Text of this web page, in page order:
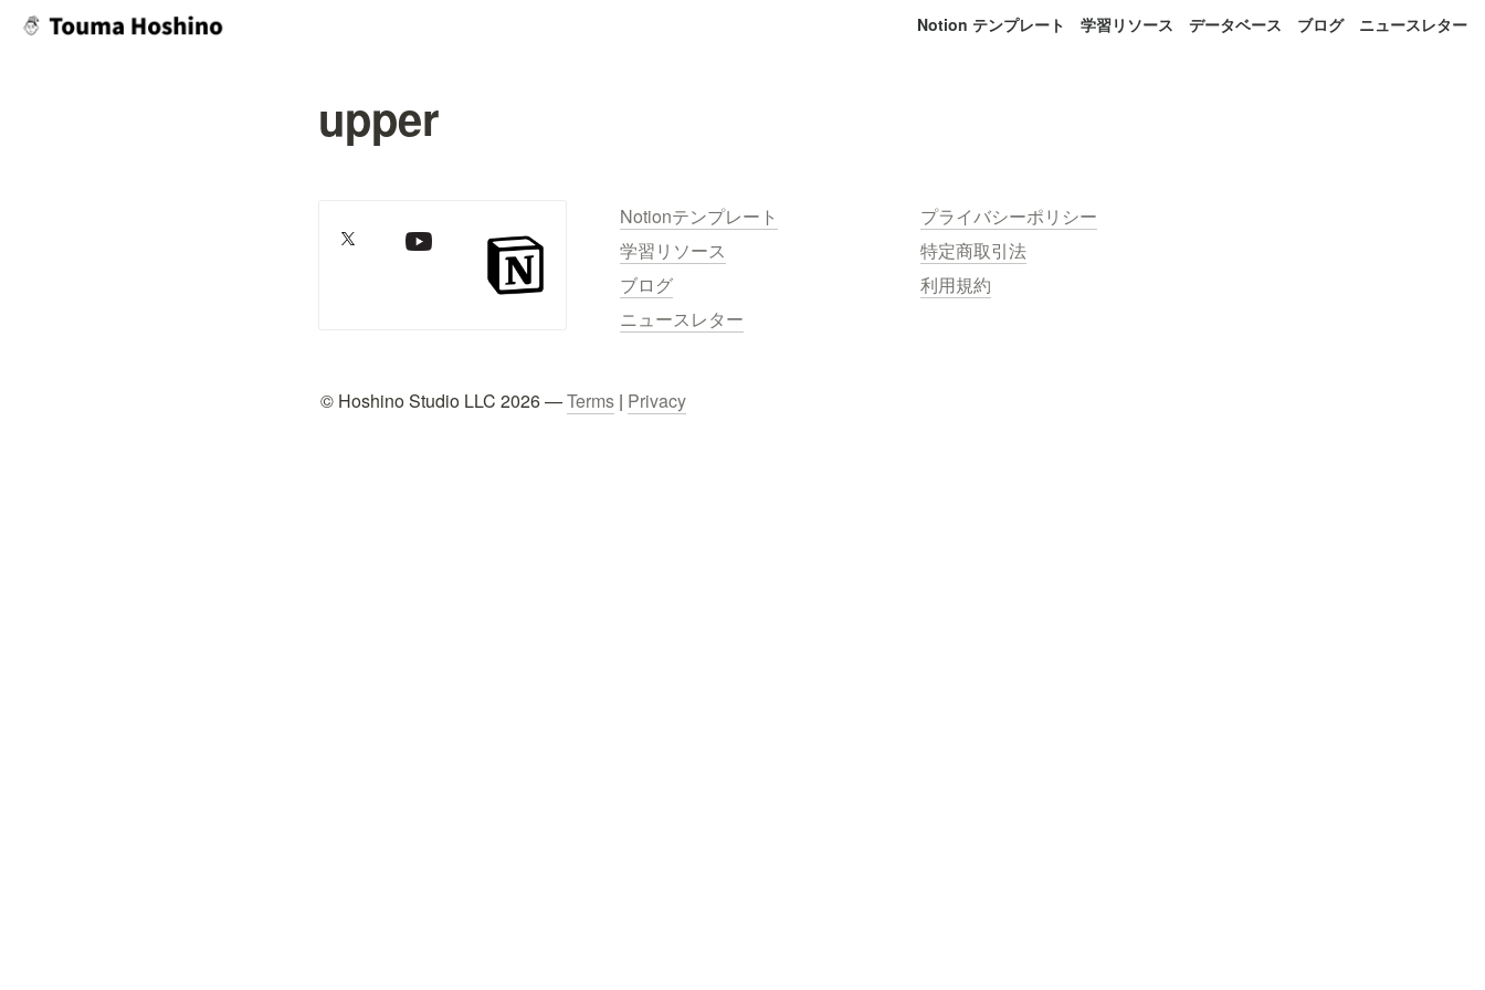
Notion テンプレート 学習リソース データベース ブログ ニュースレター
upper
Notionテンプレート
学習リソース
ブログ
ニュースレター
プライバシーポリシー
特定商取引法
利用規約
© Hoshino Studio LLC 2026 — Terms | Privacy